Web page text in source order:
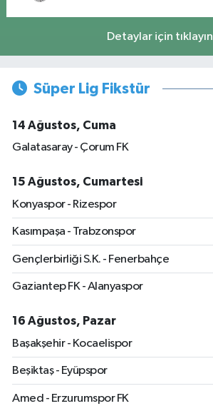
Detaylar için tıklayın
Süper Lig Fikstür
14 Ağustos, Cuma
Galatasaray - Çorum FK
15 Ağustos, Cumartesi
Konyaspor - Rizespor
Kasımpaşa - Trabzonspor
Gençlerbirliği S.K. - Fenerbahçe
Gaziantep FK - Alanyaspor
16 Ağustos, Pazar
Başakşehir - Kocaelispor
Beşiktaş - Eyüpspor
Amed - Erzurumspor FK